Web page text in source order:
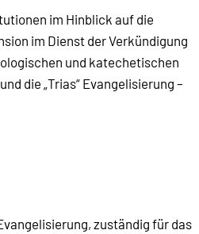
im Hinblick auf die
im Dienst der Verkündigung
und katechetischen
die „Trias“ Evangelisierung –
zuständig für das